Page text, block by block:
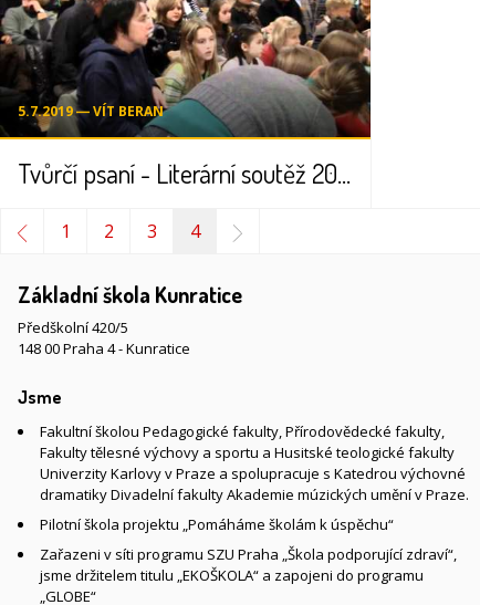
5.7.2019 ― VÍT BERAN
Tvůrčí psaní - Literární soutěž 2010
1 2 3 4
Základní škola Kunratice
Předškolní 420/5
148 00 Praha 4 - Kunratice
Jsme
Fakultní školou Pedagogické fakulty, Přírodovědecké fakulty,
Fakulty tělesné výchovy a sportu a Husitské teologické fakulty
Univerzity Karlovy v Praze a spolupracuje s Katedrou výchovné
dramatiky Divadelní fakulty Akademie múzických umění v Praze.
Pilotní škola projektu „Pomáháme školám k úspěchu“
Zařazeni v síti programu SZU Praha „Škola podporující zdraví“,
jsme držitelem titulu „EKOŠKOLA“ a zapojeni do programu
„GLOBE“